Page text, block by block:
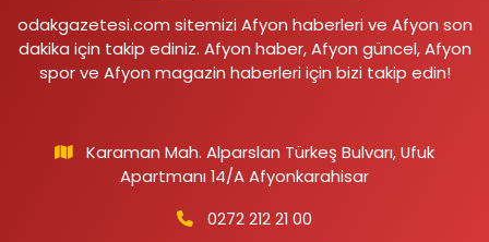
odakgazetesi.com sitemizi Afyon haberleri ve Afyon son
dakika için takip ediniz. Afyon haber, Afyon güncel, Afyon
spor ve Afyon magazin haberleri için bizi takip edin!
Karaman Mah. Alparslan Türkeş Bulvarı, Ufuk
Apartmanı 14/A Afyonkarahisar
0272 212 21 00